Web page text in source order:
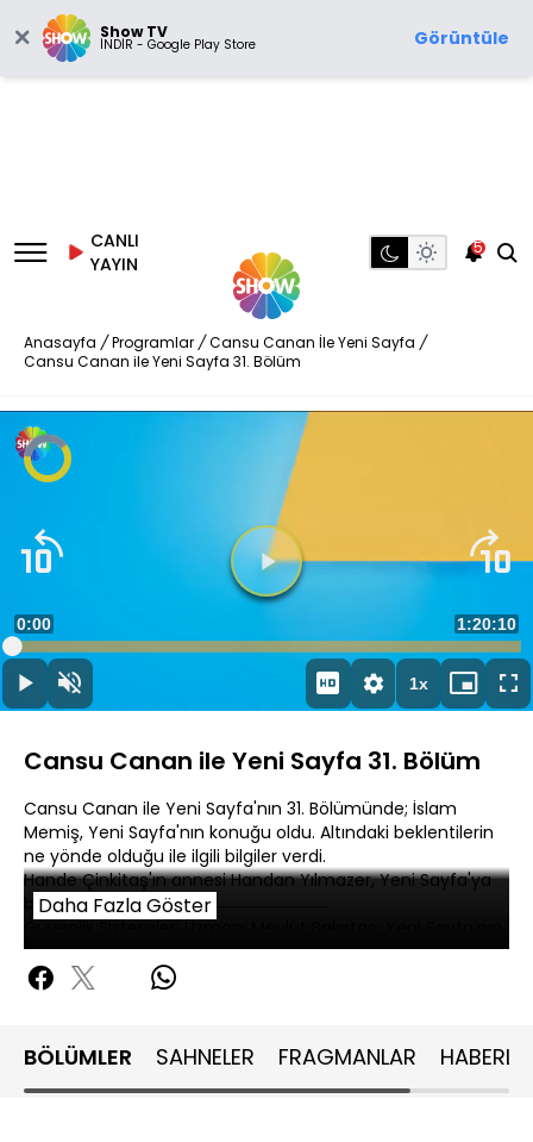
Show TV
İNDİR - Google Play Store Görüntüle
CANLI
YAYIN
5
Anasayfa / Programlar / Cansu Canan İle Yeni Sayfa /
Cansu Canan ile Yeni Sayfa 31. Bölüm
Video
Oynatıcısı
Videoyu
OynatSesi
Aç
Süre
0:00 Toplam
Süre
1:20:10
Yüklendi:
0.12%
1xOynatma
Hızı
Mini
oynatıcı
Cansu Canan ile Yeni Sayfa 31. Bölüm
Cansu Canan ile Yeni Sayfa'nın 31. Bölümünde; İslam
Memiş, Yeni Sayfa'nın konuğu oldu. Altındaki beklentilerin
ne yönde olduğu ile ilgili bilgiler verdi.
Hande Çinkitaş'ın annesi Handan Yılmazer, Yeni Sayfa'ya
bağlandı.
konuğu oldu. Akıllı cihazlardaki gizli takip tehlikesi ile ilgili
konuştular.
Şef'ten püf noktaları aldı.
Daha Fazla Göster
BÖLÜMLER SAHNELER FRAGMANLAR